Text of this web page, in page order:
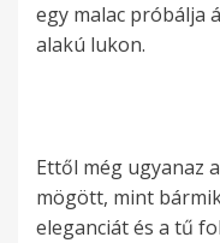
egy malac próbálja
alakú lukon.
Ettől még ugyanaz
mögött, mint
eleganciát és a tű